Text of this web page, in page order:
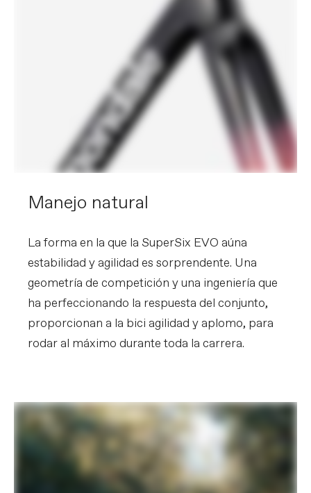
Manejo natural
La forma en la que la SuperSix EVO aúna
estabilidad y agilidad es sorprendente. Una
geometría de competición y una ingeniería que
ha perfeccionando la respuesta del conjunto,
proporcionan a la bici agilidad y aplomo, para
rodar al máximo durante toda la carrera.